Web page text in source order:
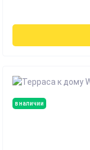
в наличии